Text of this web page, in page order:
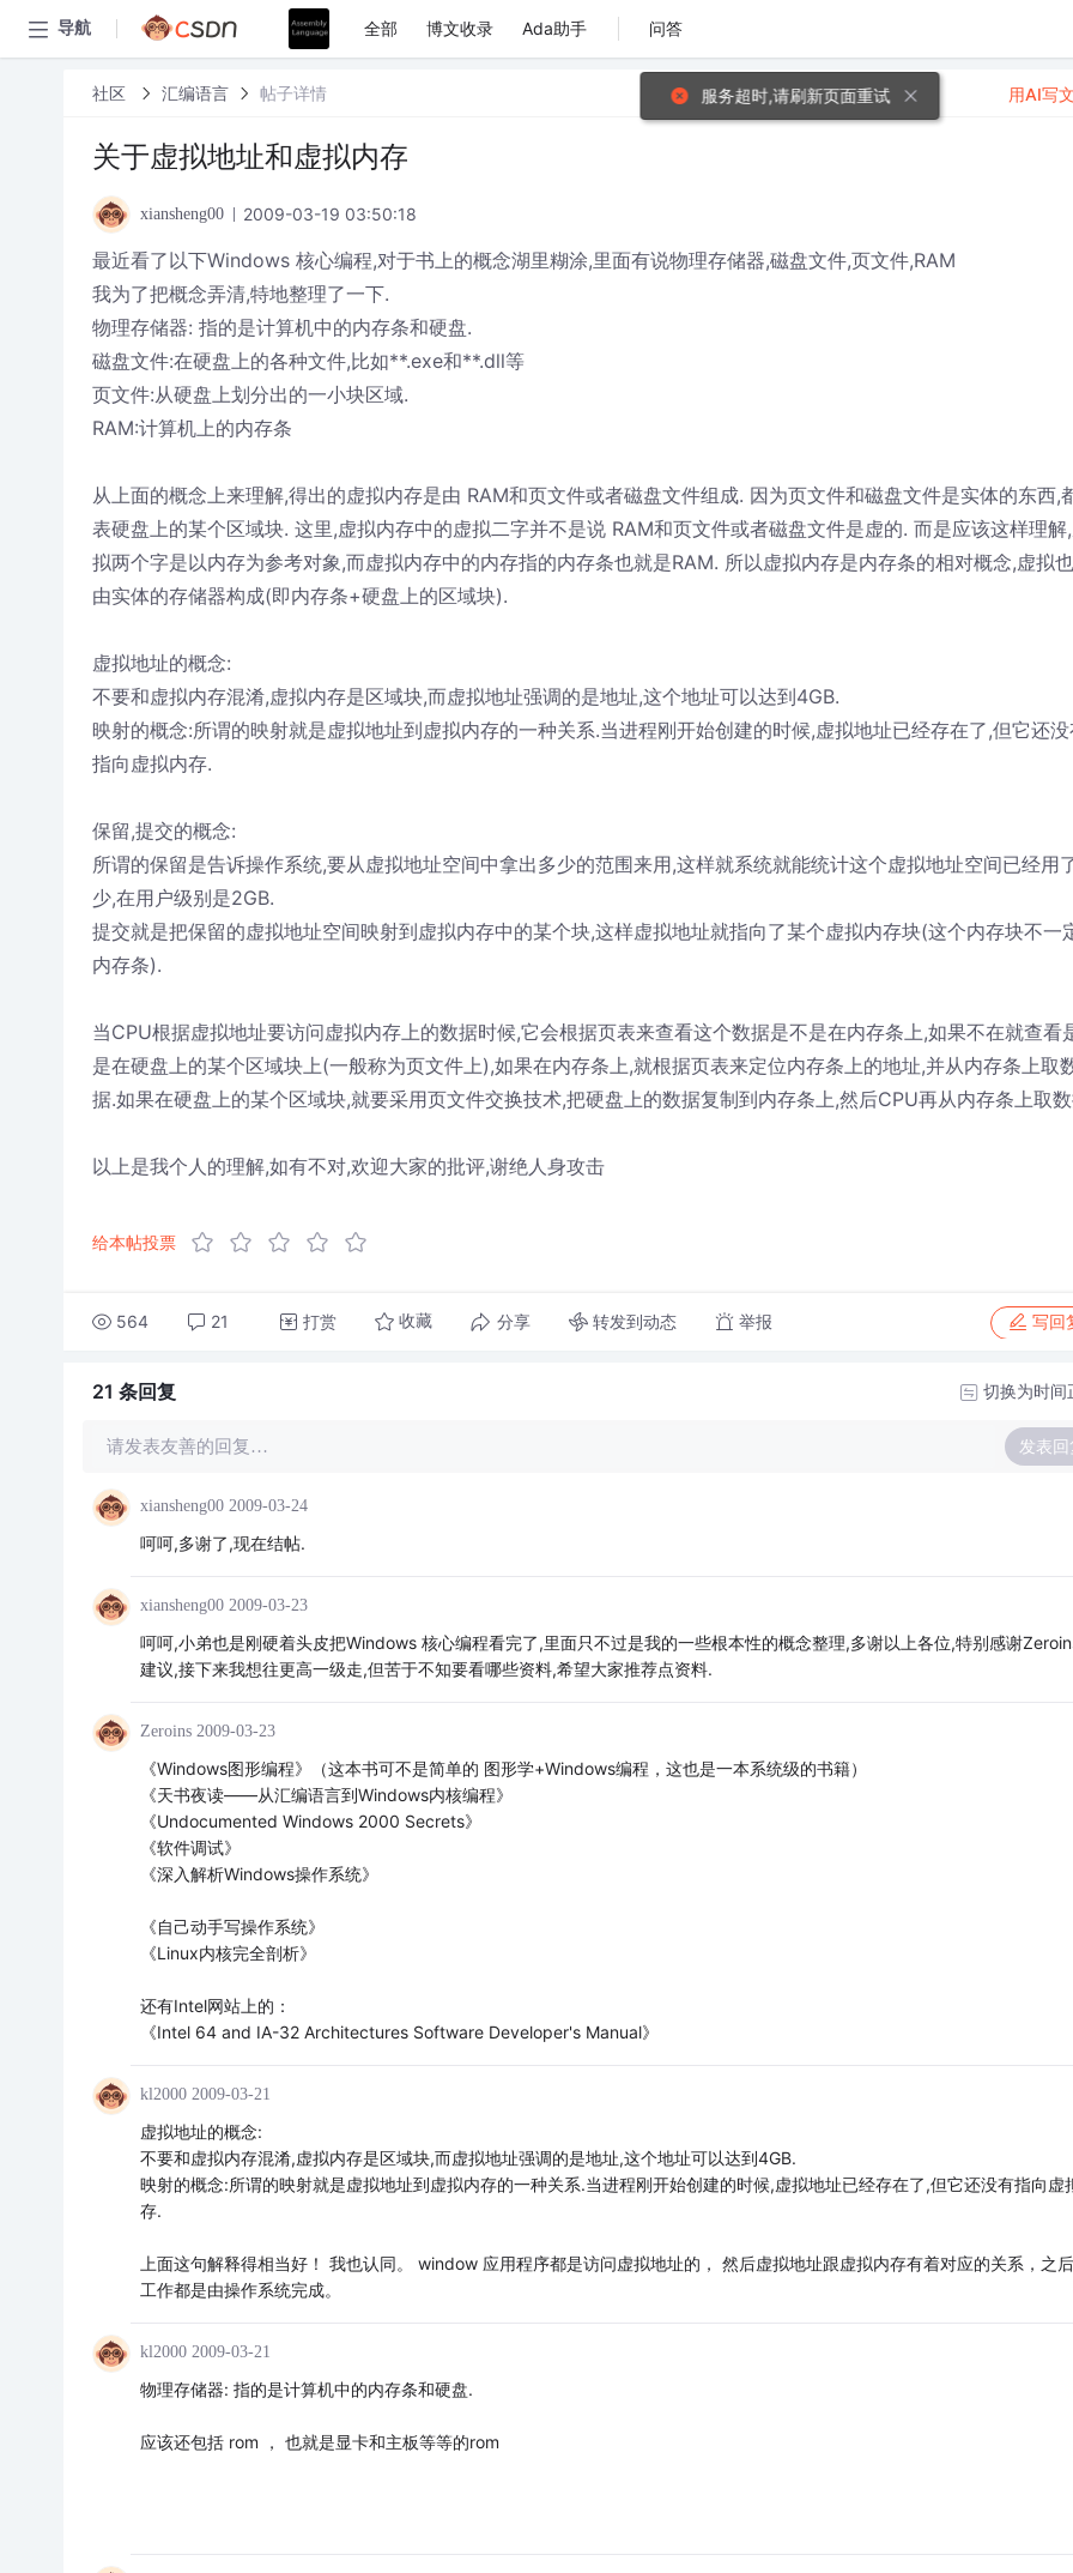
导航 全部 博文收录 Ada助手 问答
社区 汇编语言 帖子详情
关于虚拟地址和虚拟内存
xiansheng00 2009-03-19 03:50:18
最近看了以下Windows 核心编程,对于书上的概念湖里糊涂,里面有说物理存储器,磁盘文件,页文件,RAM
我为了把概念弄清,特地整理了一下.
物理存储器: 指的是计算机中的内存条和硬盘.
磁盘文件:在硬盘上的各种文件,比如**.exe和**.dll等
页文件:从硬盘上划分出的一小块区域.
RAM:计算机上的内存条
从上面的概念上来理解,得出的虚拟内存是由 RAM和页文件或者磁盘文件组成. 因为页文件和磁盘文件是实体的东西,
表硬盘上的某个区域块. 这里,虚拟内存中的虚拟二字并不是说 RAM和页文件或者磁盘文件是虚的. 而是应该这样理解
拟两个字是以内存为参考对象,而虚拟内存中的内存指的内存条也就是RAM. 所以虚拟内存是内存条的相对概念,虚拟
由实体的存储器构成(即内存条+硬盘上的区域块).
虚拟地址的概念:
不要和虚拟内存混淆,虚拟内存是区域块,而虚拟地址强调的是地址,这个地址可以达到4GB.
映射的概念:所谓的映射就是虚拟地址到虚拟内存的一种关系.当进程刚开始创建的时候,虚拟地址已经存在了,但它还没
指向虚拟内存.
保留,提交的概念:
所谓的保留是告诉操作系统,要从虚拟地址空间中拿出多少的范围来用,这样就系统就能统计这个虚拟地址空间已经用
少,在用户级别是2GB.
提交就是把保留的虚拟地址空间映射到虚拟内存中的某个块,这样虚拟地址就指向了某个虚拟内存块(这个内存块不一
内存条).
当CPU根据虚拟地址要访问虚拟内存上的数据时候,它会根据页表来查看这个数据是不是在内存条上,如果不在就查看
是在硬盘上的某个区域块上(一般称为页文件上),如果在内存条上,就根据页表来定位内存条上的地址,并从内存条上取
据.如果在硬盘上的某个区域块,就要采用页文件交换技术,把硬盘上的数据复制到内存条上,然后CPU再从内存条上取
以上是我个人的理解,如有不对,欢迎大家的批评,谢绝人身攻击
给本帖投票
564 21 打赏 收藏 分享 转发到动态 举报 写回
用AI写
21 条回复 切换为时间
请发表友善的回复… 发表回
xiansheng00 2009-03-24
呵呵,多谢了,现在结帖.
xiansheng00 2009-03-23
呵呵,小弟也是刚硬着头皮把Windows 核心编程看完了,里面只不过是我的一些根本性的概念整理,多谢以上各位,特别感谢
建议,接下来我想往更高一级走,但苦于不知要看哪些资料,希望大家推荐点资料.
Zeroins 2009-03-23
《Windows图形编程》（这本书可不是简单的 图形学+Windows编程，这也是一本系统级的书籍）
《天书夜读——从汇编语言到Windows内核编程》
《Undocumented Windows 2000 Secrets》
《软件调试》
《深入解析Windows操作系统》
《自己动手写操作系统》
《Linux内核完全剖析》
还有Intel网站上的：
《Intel 64 and IA-32 Architectures Software Developer's Manual》
kl2000 2009-03-21
虚拟地址的概念:
不要和虚拟内存混淆,虚拟内存是区域块,而虚拟地址强调的是地址,这个地址可以达到4GB.
映射的概念:所谓的映射就是虚拟地址到虚拟内存的一种关系.当进程刚开始创建的时候,虚拟地址已经存在了,但它还没有指向虚
存.
上面这句解释得相当好！ 我也认同。 window 应用程序都是访问虚拟地址的， 然后虚拟地址跟虚拟内存有着对应的关系，之
工作都是由操作系统完成。
kl2000 2009-03-21
物理存储器: 指的是计算机中的内存条和硬盘.
应该还包括 rom ， 也就是显卡和主板等等的rom
服务超时,请刷新页面重试